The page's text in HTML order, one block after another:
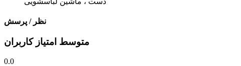
نظر / پرسش
متوسط امتیاز کاربران
0.0